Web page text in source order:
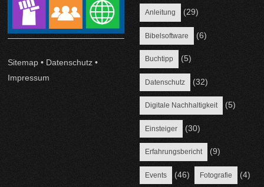
Sitemap • Datenschutz •
Impressum
Anleitung (29)
Bibelsoftware (6)
Buchtipp (5)
Datenschutz (32)
Digitale Nachhaltigkeit (5)
Einsteiger (30)
Erfahrungsbericht (9)
Events (46) Fotografie (4)